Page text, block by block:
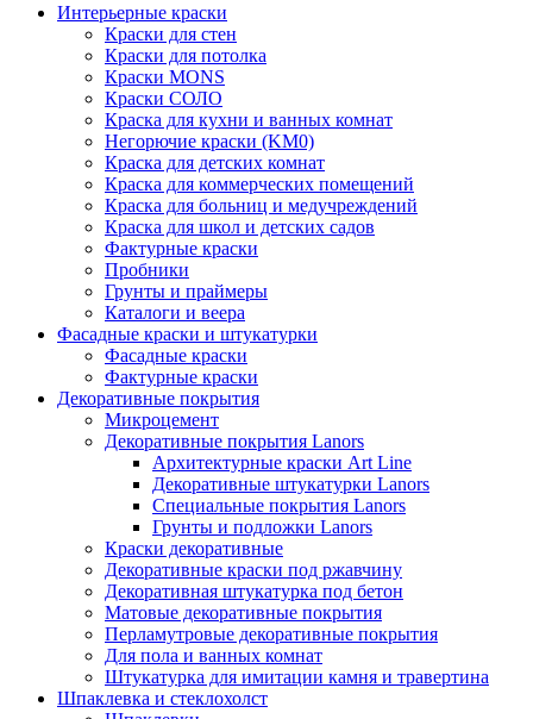
Интерьерные краски
Краски для стен
Краски для потолка
Краски MONS
Краски СОЛО
Краска для кухни и ванных комнат
Негорючие краски (KM0)
Краска для детских комнат
Краска для коммерческих помещений
Краска для больниц и медучреждений
Краска для школ и детских садов
Фактурные краски
Пробники
Грунты и праймеры
Каталоги и веера
Фасадные краски и штукатурки
Фасадные краски
Фактурные краски
Декоративные покрытия
Микроцемент
Декоративные покрытия Lanors
Архитектурные краски Art Line
Декоративные штукатурки Lanors
Специальные покрытия Lanors
Грунты и подложки Lanors
Краски декоративные
Декоративные краски под ржавчину
Декоративная штукатурка под бетон
Матовые декоративные покрытия
Перламутровые декоративные покрытия
Для пола и ванных комнат
Штукатурка для имитации камня и травертина
Шпаклевка и стеклохолст